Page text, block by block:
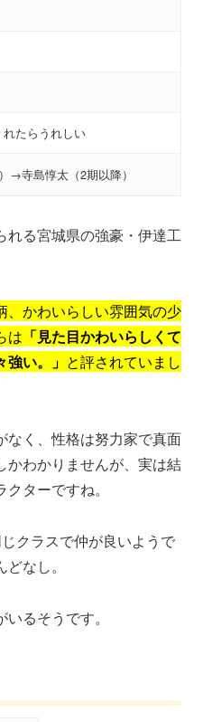
たらうれしい
→寺島惇太（2期以降）
れる宮城県の強豪・伊達工
、かわいらしい雰囲気の少
は 「見た目かわいらしくて
い。」 と評されていまし
なく、性格は努力家で真面
かわかりませんが、実は結
ターですね。
クラスで仲が良いようで
なし。
るそうです。